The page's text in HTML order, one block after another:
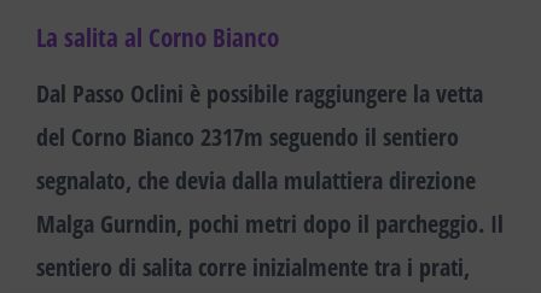
La salita al Corno Bianco
Dal Passo Oclini è possibile raggiungere la vetta
del Corno Bianco 2317m seguendo il sentiero
segnalato, che devia dalla mulattiera direzione
Malga Gurndin, pochi metri dopo il parcheggio. Il
sentiero di salita corre inizialmente tra i prati,